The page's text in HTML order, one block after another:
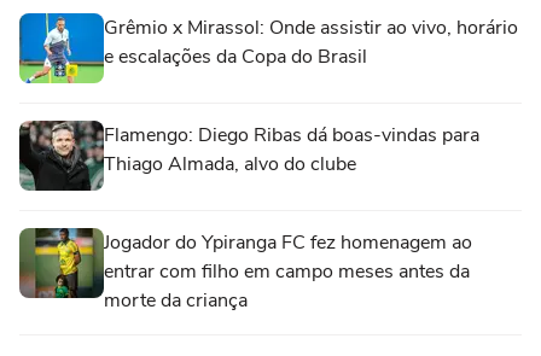
Grêmio x Mirassol: Onde assistir ao vivo, horário
e escalações da Copa do Brasil
Flamengo: Diego Ribas dá boas-vindas para
Thiago Almada, alvo do clube
Jogador do Ypiranga FC fez homenagem ao
entrar com filho em campo meses antes da
morte da criança